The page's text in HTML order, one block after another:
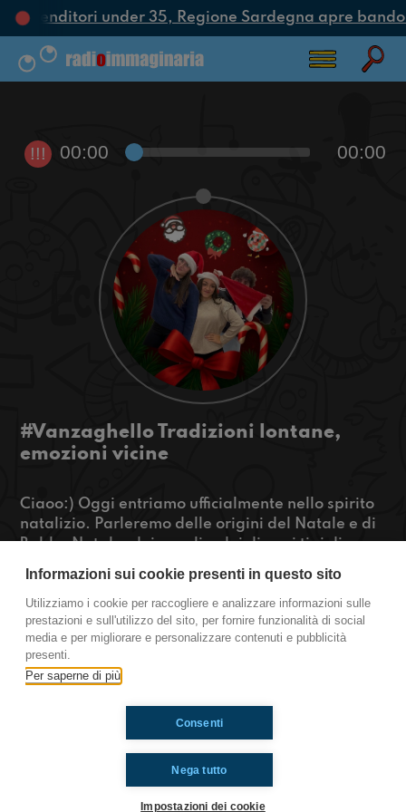
under 35, Regione Sardegna apre
!!! 00:00 00:00
#Vanzaghello Tradizioni lontane,
emozioni vicine
Ciaoo:) Oggi entriamo ufficialmente nello spirito
natalizio. Parleremo delle origini del Natale e di
Babbo Natale, dei regali e dei diversi tipi di
da ascoltare mentre fate l’albero…
https://www.radioimmaginaria.it
Vanzaghello
Ti è piaciuto? Condividilo!
Informazioni sui cookie presenti in questo sito
Utilizziamo i cookie per raccogliere e analizzare informazioni sulle
prestazioni e sull'utilizzo del sito, per fornire funzionalità di social
media e per migliorare e personalizzare contenuti e pubblicità
presenti.
Per saperne di più
Nega tutto
Consenti
Impostazioni dei cookie